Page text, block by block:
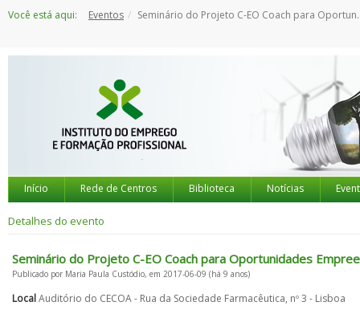
paraVocê está aqui: Eventos Seminário do Projeto C-EO Coach para Oportunidades Empreendedoras
Início Rede de Centros Biblioteca Notícias
Detalhes do evento
Seminário do Projeto C-EO Coach para Oportunidades
Publicado por Maria Paula Custódio, em 2017-06-09 (há 9 anos)
LocalAuditório do CECOA - Rua da Sociedade Farmacêutica, nº 3 - Lisboa